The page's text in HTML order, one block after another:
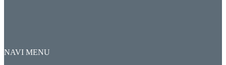
NAVI MENU